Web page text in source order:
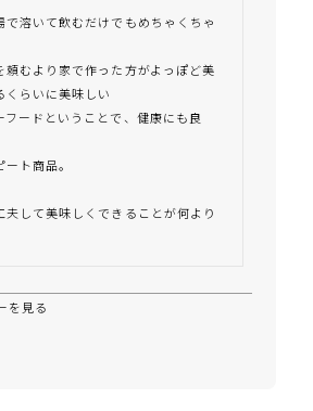
で溶いて飲むだけでもめちゃくちゃ
頼むより家で作った方がよっぽど美
くらいに美味しい
フードということで、健康にも良
ト商品。
夫して美味しくできることが何より
を見る